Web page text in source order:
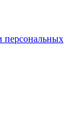
персональных